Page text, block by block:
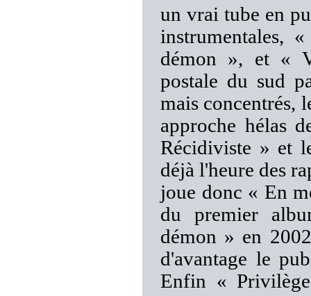
un vrai tube en
instrumentales,
démon », et «
postale du sud
mais concentrés,
approche hélas
Récidiviste » et
déjà l'heure des
joue donc « En
du premier
démon » en
d'avantage le
Enfin «